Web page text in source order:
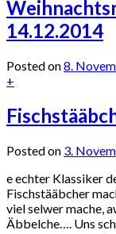
14.12.2014
Posted on8.
+
Posted on 3.
e echter Klassiker
Fischstääbcher
viel selwer mache,
Äbbelche…. Uns